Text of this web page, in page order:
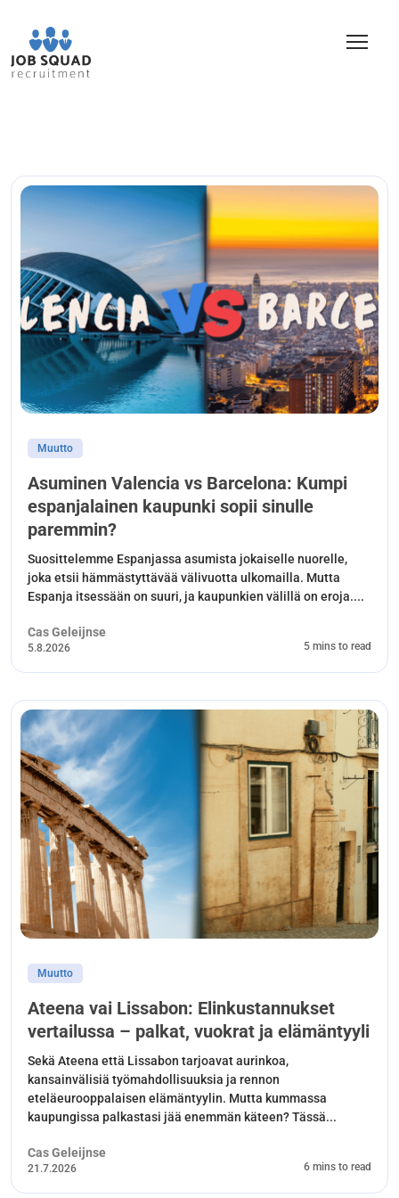
Muutto
Asuminen Valencia vs Barcelona: Kumpi
espanjalainen kaupunki sopii sinulle
paremmin?
Suosittelemme Espanjassa asumista jokaiselle nuorelle,
joka etsii hämmästyttävää välivuotta ulkomailla. Mutta
Espanja itsessään on suuri, ja kaupunkien välillä on eroja....
Cas Geleijnse
5.8.2026 5 mins to read
Muutto
Ateena vai Lissabon: Elinkustannukset
vertailussa – palkat, vuokrat ja elämäntyyli
Sekä Ateena että Lissabon tarjoavat aurinkoa,
kansainvälisiä työmahdollisuuksia ja rennon
eteläeurooppalaisen elämäntyylin. Mutta kummassa
kaupungissa palkastasi jää enemmän käteen? Tässä...
Cas Geleijnse
21.7.2026 6 mins to read